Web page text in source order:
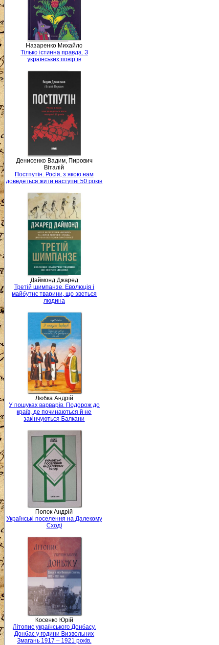
Назаренко Михайло
Тілько істинна правда. З
українських повір’їв
Денисенко Вадим, Пирович
Віталій
Постпутін. Росія, з якою нам
доведеться жити наступні 50 років
Даймонд Джаред
Третій шимпанзе. Еволюція і
майбутнє тварини, що зветься
людина
Любка Андрій
У пошуках варварів. Подорож до
країв, де починаються й не
закінчуються Балкани
Попок Андрій
Українські поселення на Далекому
Сході
Косенко Юрій
Літопис українського Донбасу.
Донбас у години Визвольних
Змагань 1917 – 1921 років.